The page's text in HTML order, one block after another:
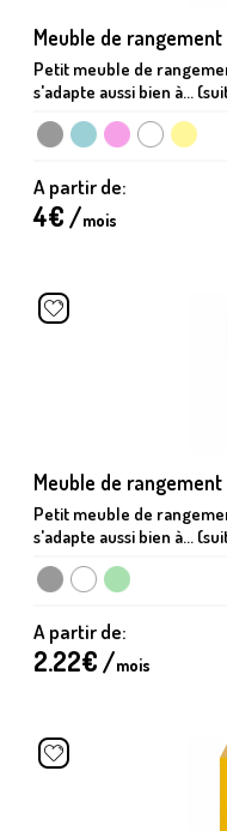
Meuble de
Petit meuble de
s'adapte aussi bien à...
A partir de:
4€ /mois
Meuble de
Petit meuble de
s'adapte aussi bien à...
A partir de:
2.22€ /mois